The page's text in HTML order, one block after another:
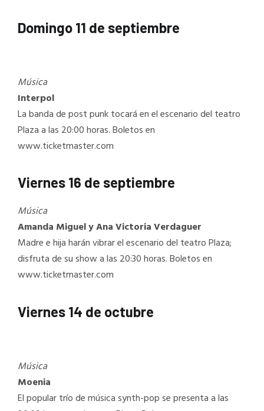
Domingo 11 de septiembre
Música
Interpol
La banda de post punk tocará en el escenario del teatro
Plaza a las 20:00 horas. Boletos en
www.ticketmaster.com
Viernes 16 de septiembre
Música
Amanda Miguel y Ana Victoria Verdaguer
Madre e hija harán vibrar el escenario del teatro Plaza;
disfruta de su show a las 20:30 horas. Boletos en
www.ticketmaster.com
Viernes 14 de octubre
Música
Moenia
El popular trío de música synth-pop se presenta a las